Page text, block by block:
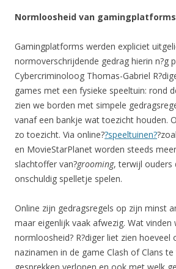
Normloosheid van gamingplatforms
Gamingplatforms werden expliciet
normoverschrijdende gedrag hierin n?g
Cybercriminoloog Thomas-Gabriel
games met een fysieke speeltuin: rond
zien we borden met simpele
vanaf een bankje wat toezicht houden.
zo toezicht. Via online??speeltuinen?
en MovieStarPlanet worden steeds
slachtoffer van?grooming, terwijl ouders
onschuldig spelletje spelen.
Online zijn gedragsregels op zijn minst
maar eigenlijk vaak afwezig. Wat vinden
normloosheid? R?diger liet zien hoeveel
nazinamen in de game Clash of Clans